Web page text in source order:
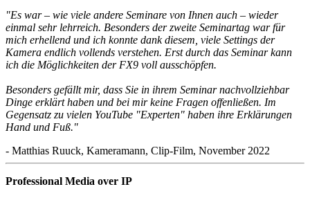
"Es war – wie viele andere Seminare von Ihnen auch – wieder
einmal sehr lehrreich. Besonders der zweite Seminartag war für
mich erhellend und ich konnte dank diesem, viele Settings der
Kamera endlich vollends verstehen. Erst durch das Seminar kann
ich die Möglichkeiten der FX9 voll ausschöpfen.
Besonders gefällt mir, dass Sie in ihrem Seminar nachvollziehbar
Dinge erklärt haben und bei mir keine Fragen offenließen. Im
Gegensatz zu vielen YouTube "Experten" haben ihre Erklärungen
Hand und Fuß."
- Matthias Ruuck, Kameramann, Clip-Film, November 2022
Professional Media over IP